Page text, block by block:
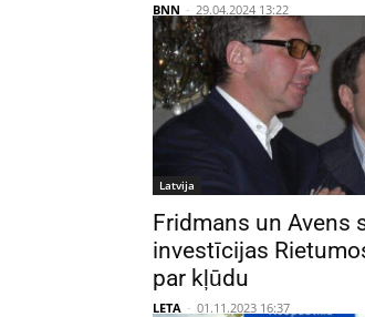
BNN - 29.04.2024 13:22
Latvija
Fridmans un Avens
investīcijas
par kļūdu
LETA - 01.11.2023 16:37